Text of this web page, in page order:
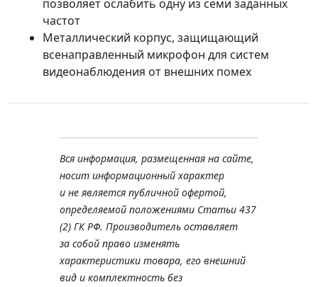
позволяет ослабить одну из семи заданных
частот
Металлический корпус, защищающий
всенаправленный микрофон для систем
видеонаблюдения от внешних помех
Вся информация, размещенная на сайте,
носит информационный характер
и не является публичной офертой,
определяемой положениями Статьи 437
(2) ГК РФ. Производитель оставляет
за собой право изменять
характеристики товара, его внешний
вид и комплектность без